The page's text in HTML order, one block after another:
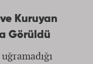
Kuruyan
Görüldü